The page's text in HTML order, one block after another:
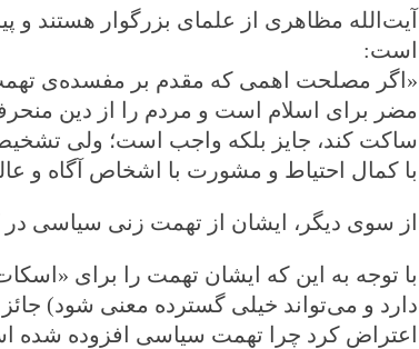
آیت‌الله مظاهری از علمای بزرگوار هستند
است:
« اگر مصلحت اهمی که مقدم بر مفسده‌ی
مضر برای اسلام است و مردم را از دین
ساکت کند، جایز بلکه واجب است؛ ولی
با کمال احتیاط و مشورت با اشخاص آگاه و
از سوی دیگر، ایشان از تهمت زنی‌ سیاسی در
با توجه به این که ایشان تهمت را برای
دارد و می‌‌تواند خیلی‌ گسترده معنی شود)
اعتراض کرد چرا تهمت سیاسی افزوده شده